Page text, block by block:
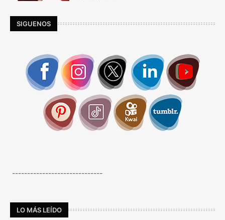
SIGUENOS
------------------------------
LO MÁS LEÍDO